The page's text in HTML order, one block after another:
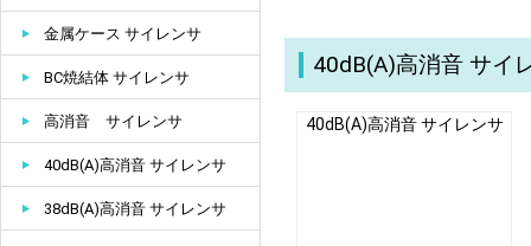
40dB(A)高消音 サイ
40dB(A)高消音 サイレンサ
金属ケース サイレンサ
BC焼結体 サイレンサ
高消音 サイレンサ
40dB(A)高消音 サイレンサ
38dB(A)高消音 サイレンサ